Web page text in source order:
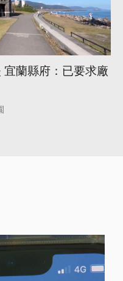
蘭縣府：已要求廠